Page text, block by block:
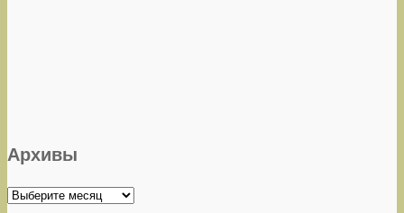
Архивы
Архивы